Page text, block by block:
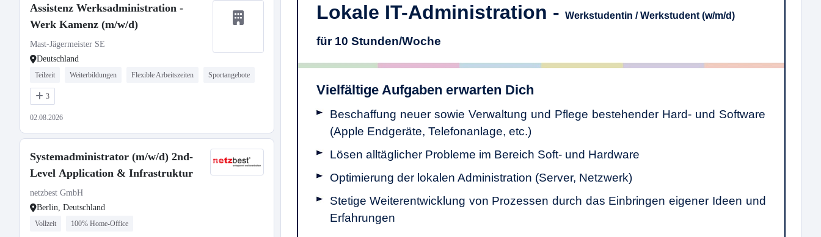
Assistenz Werksadministration -
Werk Kamenz (m/w/d)
Mast-Jägermeister SE
Deutschland
Teilzeit Weiterbildungen Flexible Arbeitszeiten Sportangebote
3
02.08.2026
Systemadministrator (m/w/d) 2nd-
Level Application & Infrastruktur
netzbest GmbH
Berlin, Deutschland
Vollzeit 100% Home-Office